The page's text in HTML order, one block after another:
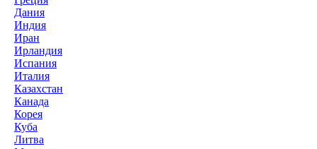
Дания
Индия
Иран
Ирландия
Испания
Италия
Казахстан
Канада
Корея
Куба
Литва